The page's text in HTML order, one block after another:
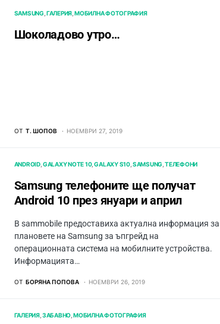
SAMSUNG ГАЛЕРИЯ МОБИЛНА ФОТОГРАФИЯ
Шоколадово утро…
ОТ Т. ШОПОВ НОЕМВРИ 27, 2019
ANDROID GALAXY NOTE 10 GALAXY S10 SAMSUNG ТЕЛЕФОНИ
Samsung телефоните ще получат
Android 10 през януари и април
В sammobile предоставиха актуална информация за
плановете на Samsung за ъпгрейд на
операционната система на мобилните устройства.
Информацията…
ОТ БОРЯНА ПОПОВА НОЕМВРИ 26, 2019
ГАЛЕРИЯ ЗАБАВНО МОБИЛНА ФОТОГРАФИЯ